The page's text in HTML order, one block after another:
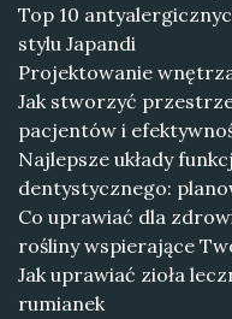
Top 10
stylu Japandi
Projektowanie
Jak stworzyć
pacjentów i
Najlepsze układy
dentystycznego:
Co uprawiać dla
rośliny wspierające
Jak uprawiać zioła
rumianek